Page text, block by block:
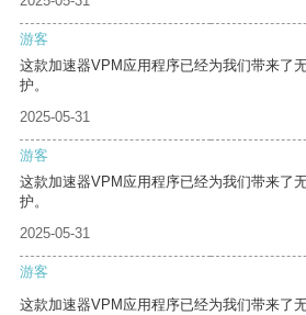
游客
这款加速器VPM应用程序已经为我们带来了
护。
2025-05-31
游客
这款加速器VPM应用程序已经为我们带来了
护。
2025-05-31
游客
这款加速器VPM应用程序已经为我们带来了